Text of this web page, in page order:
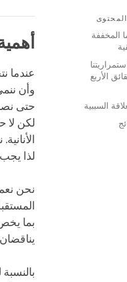
المخففة
الأربع
السببية
عندما
وأن
حتى
لكن لا
لذا
نحن
بما